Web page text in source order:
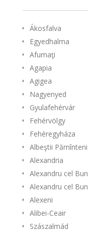
Ákosfalva
Egyedhalma
Afumaţi
Agapia
Agigea
Nagyenyed
Gyulafehérvár
Fehérvölgy
Fehéregyháza
Albeştii Pămînteni
Alexandria
Alexandru cel Bun
Alexandru cel Bun
Alexeni
Alibei-Ceair
Szászalmád